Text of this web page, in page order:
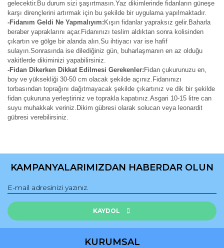
gelecektir.Bu durum sizi şaşırtmasın.Yaz dikimlerinde fidanların güneşe
karşı dirençlerini artırmak için bu şekilde bir uygulama yapılmaktadır.
-Fidanım Geldi Ne Yapmalıyım: Kışın fidanlar yapraksız gelir.Baharla
beraber yapraklarını açar.Fidanınızı teslim aldıktan sonra kolisinden
çıkartın ve gölge bir alanda alın.Su ihtiyacı var ise hafif
sulayın.Sonrasında ise dilediğiniz gün, buharlaşmanın en az olduğu
vakitlerde dikiminizi yapabilirsiniz.
-Fidan Dikerken Dikkat Edilmesi Gerekenler: Fidan çukurunuzu en,
boy ve yüksekliği 30-50 cm olacak şekilde açınız.Fidanınızı
torbasından toprağını dağıtmayacak şekilde çıkartınız ve dik bir şekilde
fidan çukuruna yerleştiriniz ve toprakla kapatınız.Asgari 10-15 litre can
suyu muhakkak veriniz.Dikim gübresi olarak solucan veya leonardit
gübresi verebilirsiniz.
konularda yetersiz gördüğünüz noktaları öneri formunu
Görüş ve önerileriniz için teşekkür ederiz.
Ürün resmi kalitesiz, bozuk veya görüntülenemiyor.
Ürün açıklamasında eksik bilgiler bulunuyor.
Ürün fiyatı diğer sitelerden daha pahalı.
KAMPANYALARIMIZDAN HABERDAR OLUN
KAYDOL
KURUMSAL